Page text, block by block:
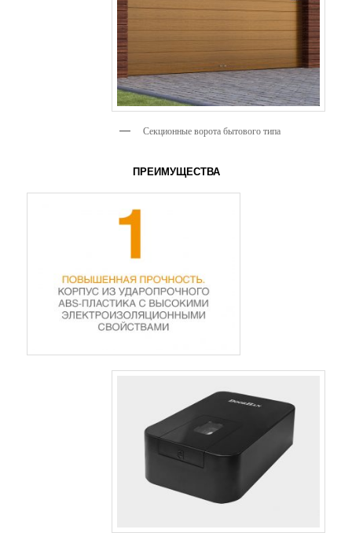
Секционные ворота бытового типа
ПРЕИМУЩЕСТВА